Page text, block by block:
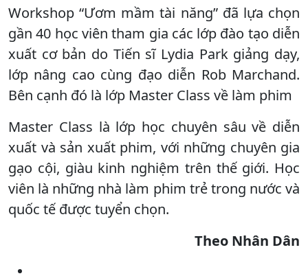
Workshop “Ươm mầm tài năng” đã lựa chọn
gần 40 học viên tham gia các lớp đào tạo diễn
xuất cơ bản do Tiến sĩ Lydia Park giảng dạy,
lớp nâng cao cùng đạo diễn Rob Marchand.
Bên cạnh đó là lớp Master Class về làm phim
Master Class là lớp học chuyên sâu về diễn
xuất và sản xuất phim, với những chuyên gia
gạo cội, giàu kinh nghiệm trên thế giới. Học
viên là những nhà làm phim trẻ trong nước và
quốc tế được tuyển chọn.
Theo Nhân Dân